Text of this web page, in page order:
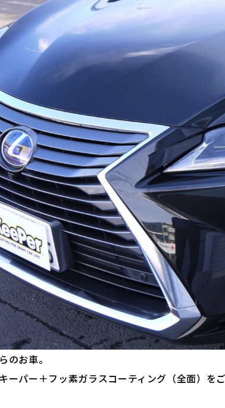
のお車。
ーパー＋フッ素ガラスコーティング（全面）を